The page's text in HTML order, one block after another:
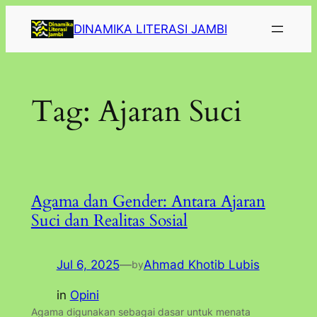
konten
DINAMIKA LITERASI JAMBI
Tag: Ajaran Suci
Agama dan Gender: Antara Ajaran
Suci dan Realitas Sosial
Jul 6, 2025—byAhmad Khotib Lubis
in Opini
Agama digunakan sebagai dasar untuk menata